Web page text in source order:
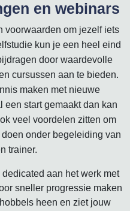
en webinars
voorwaarden om jezelf iets
kun je een heel eind
door waardevolle
cursussen aan te bieden.
maken met nieuwe
een start gemaakt dan kan
veel voordelen zitten om
onder begeleiding van
trainer.
aan het werk met
sneller progressie maken
heen en ziet jouw